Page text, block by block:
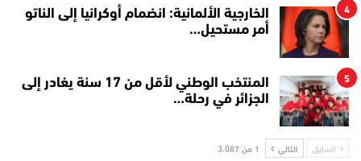
4
الخارجية الألمانية: انضمام أوكرانيا إلى الناتو
أمر مستحيل…
5
المنتخب الوطني لأقل من 17 سنة يغادر إلى
الجزائر في رحلة…
السابق التالي 1 من 3٬087